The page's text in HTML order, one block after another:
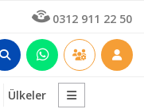
0312 911 22 50
Ülkeler